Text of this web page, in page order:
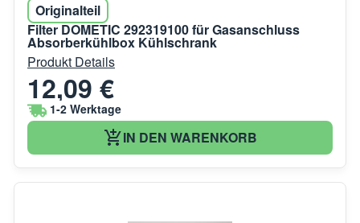
Originalteil
Filter DOMETIC 292319100 für Gasanschluss
Absorberkühlbox Kühlschrank
Produkt Details
12,09 €
1-2 Werktage
IN DEN WARENKORB